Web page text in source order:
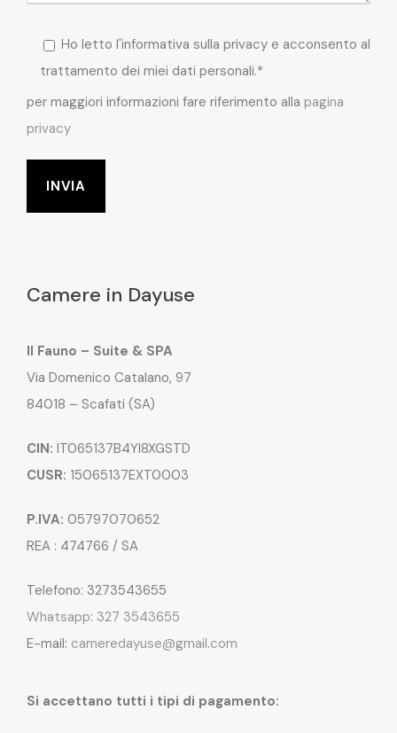
Ho letto l'informativa sulla privacy e acconsento al
trattamento dei miei dati personali.*
per maggiori informazioni fare riferimento alla pagina
privacy
Camere in Dayuse
Il Fauno – Suite & SPA
Via Domenico Catalano, 97
84018 – Scafati (SA)
CIN: IT065137B4YI8XGSTD
CUSR: 15065137EXT0003
P.IVA: 05797070652
REA : 474766 / SA
Telefono: 3273543655
Whatsapp: 327 3543655
E-mail: cameredayuse@gmail.com
Si accettano tutti i tipi di pagamento: